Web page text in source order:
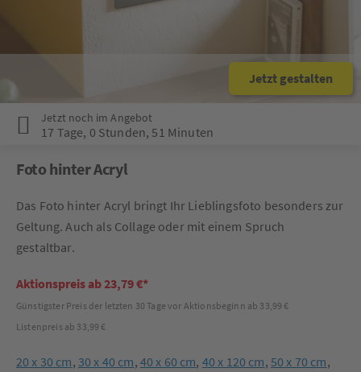
Jetzt gestalten
Jetzt noch im Angebot
17 Tage, 0 Stunden, 51 Minuten
Foto hinter Acryl
Das Foto hinter Acryl bringt Ihr Lieblingsfoto besonders zur
Geltung. Auch als Collage oder mit einem Spruch
gestaltbar.
Aktionspreis ab 23,79 €*
Günstigster Preis der letzten 30 Tage vor Aktionsbeginn ab 33,99 €
Listenpreis ab 33,99 €
20 x 30 cm, 30 x 40 cm, 40 x 60 cm, 40 x 120 cm, 50 x 70 cm,